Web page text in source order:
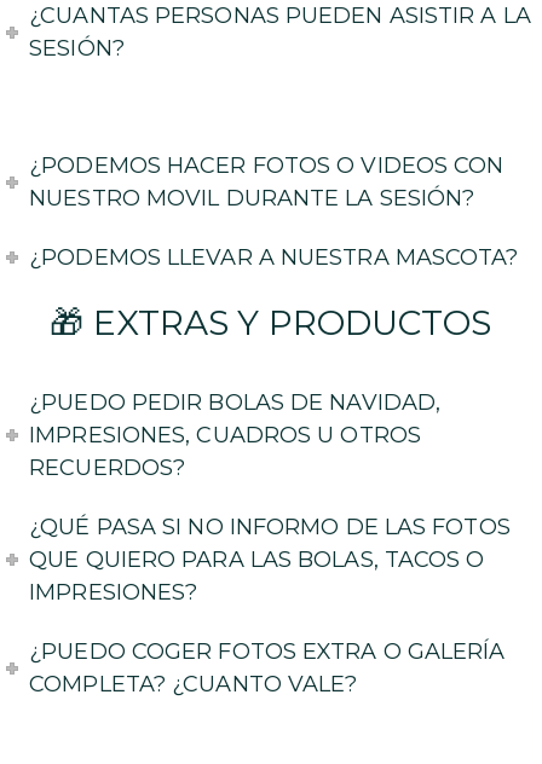
¿CUANTAS PERSONAS PUEDEN ASISTIR A LA
SESIÓN?
¿PODEMOS HACER FOTOS O VIDEOS CON
NUESTRO MOVIL DURANTE LA SESIÓN?
¿PODEMOS LLEVAR A NUESTRA MASCOTA?
🎁 EXTRAS Y PRODUCTOS
¿PUEDO PEDIR BOLAS DE NAVIDAD,
IMPRESIONES, CUADROS U OTROS
RECUERDOS?
¿QUÉ PASA SI NO INFORMO DE LAS FOTOS
QUE QUIERO PARA LAS BOLAS, TACOS O
IMPRESIONES?
¿PUEDO COGER FOTOS EXTRA O GALERÍA
COMPLETA? ¿CUANTO VALE?